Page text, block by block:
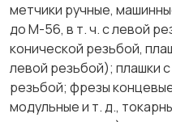
метчики ручные,
до М-56, в т. ч. с левой
конической резьбой,
левой резьбой); плашки
резьбой; фрезы
модульные и т. д.,